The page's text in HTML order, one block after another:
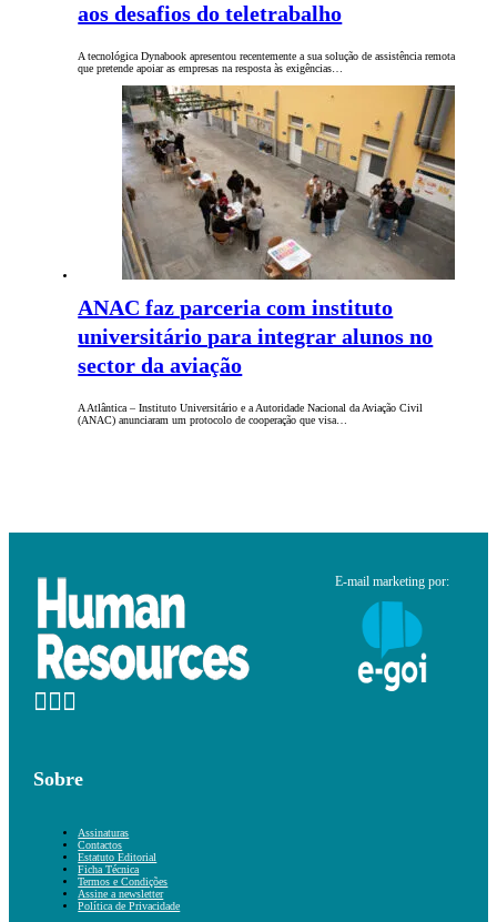
aos desafios do teletrabalho
A tecnológica Dynabook apresentou recentemente a sua solução de assistência remota
que pretende apoiar as empresas na resposta às exigências…
ANAC faz parceria com instituto
universitário para integrar alunos no
sector da aviação
A Atlântica – Instituto Universitário e a Autoridade Nacional da Aviação Civil
(ANAC) anunciaram um protocolo de cooperação que visa…
E-mail marketing por:
Sobre
Assinaturas
Contactos
Estatuto Editorial
Ficha Técnica
Termos e Condições
Assine a newsletter
Política de Privacidade